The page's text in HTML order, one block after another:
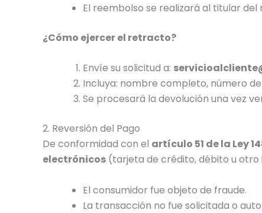
El reembolso se realizará al titular
¿Cómo ejercer el retracto?
Envíe su solicitud a:
Incluya: nombre completo, número
Se procesará la devolución una vez
2. Reversión del Pago
De conformidad con el artículo 51 de la Ley
electrónicos (tarjeta de crédito, débito u otro
El consumidor fue objeto de fraude.
La transacción no fue solicitada o